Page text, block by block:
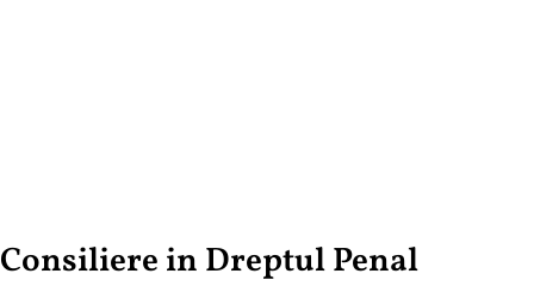
Consiliere in Dreptul Penal